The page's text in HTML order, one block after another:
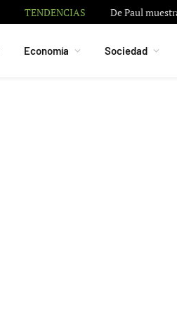
TENDENCIAS De Paul
Economía Sociedad